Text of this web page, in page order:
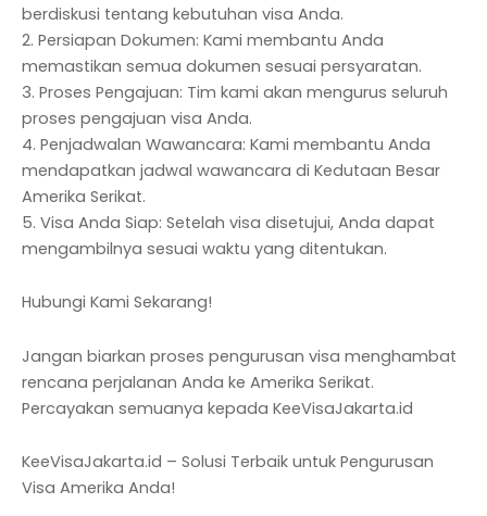
berdiskusi tentang kebutuhan visa Anda.
2. Persiapan Dokumen: Kami membantu Anda
memastikan semua dokumen sesuai persyaratan.
3. Proses Pengajuan: Tim kami akan mengurus seluruh
proses pengajuan visa Anda.
4. Penjadwalan Wawancara: Kami membantu Anda
mendapatkan jadwal wawancara di Kedutaan Besar
Amerika Serikat.
5. Visa Anda Siap: Setelah visa disetujui, Anda dapat
mengambilnya sesuai waktu yang ditentukan.
Hubungi Kami Sekarang!
Jangan biarkan proses pengurusan visa menghambat
rencana perjalanan Anda ke Amerika Serikat.
Percayakan semuanya kepada KeeVisaJakarta.id
KeeVisaJakarta.id – Solusi Terbaik untuk Pengurusan
Visa Amerika Anda!